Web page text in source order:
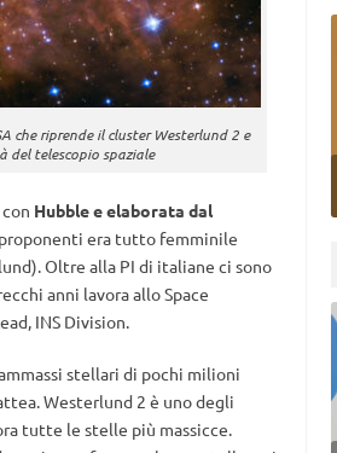
che riprende il cluster Westerlund 2 e
del telescopio spaziale
Hubble e elaborata dal
era tutto femminile
Oltre alla PI di italiane ci sono
anni lavora allo Space
INS Division.
stellari di pochi milioni
Westerlund 2 è uno degli
tutte le stelle più massicce.